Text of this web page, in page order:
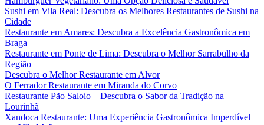
Sushi em Vila Real: Descubra os Melhores Restaurantes de Sushi na
Cidade
Restaurante em Amares: Descubra a Excelência Gastronômica em
Braga
Restaurante em Ponte de Lima: Descubra o Melhor Sarrabulho da
Região
Descubra o Melhor Restaurante em Alvor
O Ferrador Restaurante em Miranda do Corvo
Restaurante Pão Saloio – Descubra o Sabor da Tradição na
Lourinhã
Xandoca Restaurante: Uma Experiência Gastronômica Imperdível